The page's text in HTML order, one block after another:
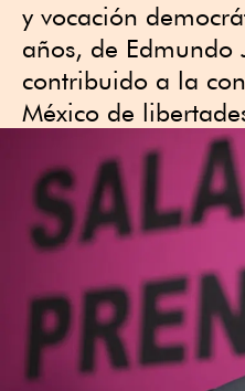
y vocación
años, de Edmundo
contribuido a la
México de